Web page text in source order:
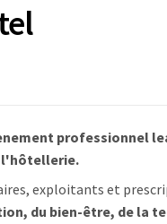
professionnel
l'hôtellerie.
exploitants et
du bien-être, de la